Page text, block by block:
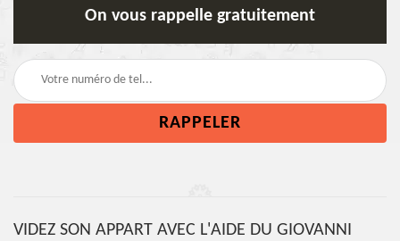
On vous rappelle gratuitement
VIDEZ SON APPART AVEC L'AIDE DU GIOVANNI